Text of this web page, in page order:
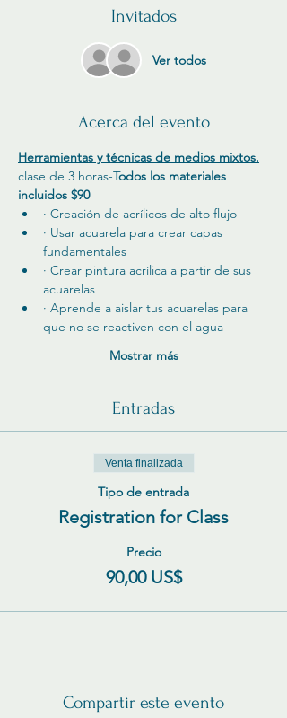
Invitados
Ver todos
Acerca del evento
Herramientas y técnicas de medios mixtos.
clase de 3 horas-Todos los materiales
incluidos $90
· Creación de acrílicos de alto flujo
· Usar acuarela para crear capas
fundamentales
· Crear pintura acrílica a partir de sus
acuarelas
· Aprende a aislar tus acuarelas para
que no se reactiven con el agua
Mostrar más
Entradas
Venta finalizada
Tipo de entrada
Registration for Class
Precio
90,00 US$
Compartir este evento